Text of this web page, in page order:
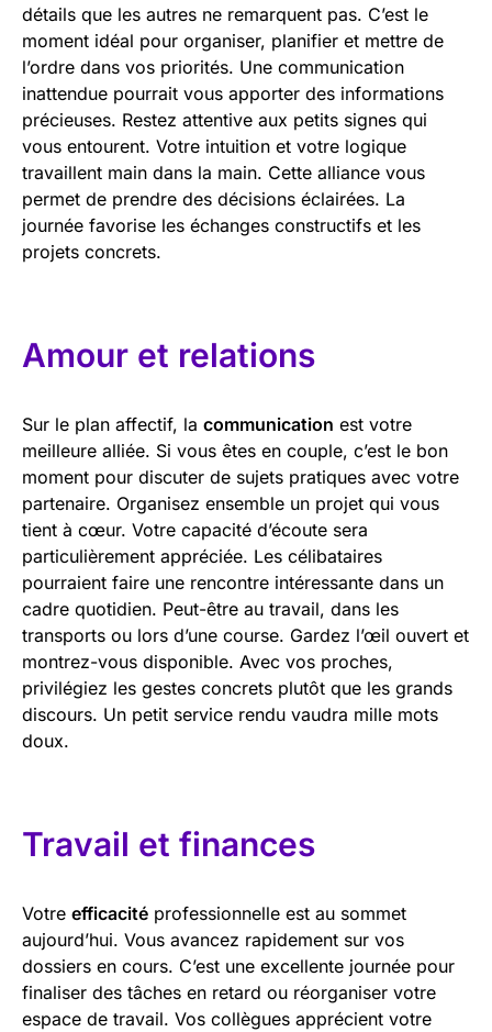
détails que les autres ne remarquent pas. C’est le
moment idéal pour organiser, planifier et mettre de
l’ordre dans vos priorités. Une communication
inattendue pourrait vous apporter des informations
précieuses. Restez attentive aux petits signes qui
vous entourent. Votre intuition et votre logique
travaillent main dans la main. Cette alliance vous
permet de prendre des décisions éclairées. La
journée favorise les échanges constructifs et les
projets concrets.
Amour et relations
Sur le plan affectif, la communication est votre
meilleure alliée. Si vous êtes en couple, c’est le bon
moment pour discuter de sujets pratiques avec votre
partenaire. Organisez ensemble un projet qui vous
tient à cœur. Votre capacité d’écoute sera
particulièrement appréciée. Les célibataires
pourraient faire une rencontre intéressante dans un
cadre quotidien. Peut-être au travail, dans les
transports ou lors d’une course. Gardez l’œil ouvert et
montrez-vous disponible. Avec vos proches,
privilégiez les gestes concrets plutôt que les grands
discours. Un petit service rendu vaudra mille mots
doux.
Travail et finances
Votre efficacité professionnelle est au sommet
aujourd’hui. Vous avancez rapidement sur vos
dossiers en cours. C’est une excellente journée pour
finaliser des tâches en retard ou réorganiser votre
espace de travail. Vos collègues apprécient votre